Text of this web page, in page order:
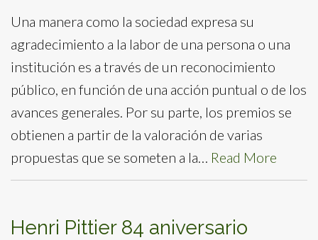
Una manera como la sociedad expresa su
agradecimiento a la labor de una persona o una
institución es a través de un reconocimiento
público, en función de una acción puntual o de los
avances generales. Por su parte, los premios se
obtienen a partir de la valoración de varias
propuestas que se someten a la… Read More
Henri Pittier 84 aniversario